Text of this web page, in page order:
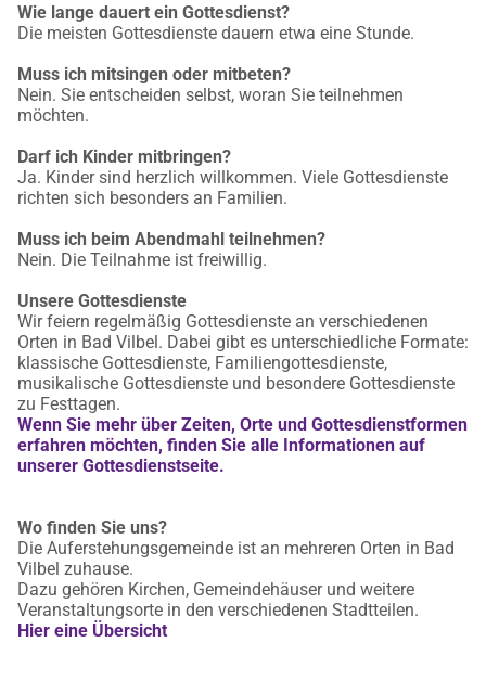
Wie lange dauert ein Gottesdienst?
Die meisten Gottesdienste dauern etwa eine Stunde.
Muss ich mitsingen oder mitbeten?
Nein. Sie entscheiden selbst, woran Sie teilnehmen
möchten.
Darf ich Kinder mitbringen?
Ja. Kinder sind herzlich willkommen. Viele Gottesdienste
richten sich besonders an Familien.
Muss ich beim Abendmahl teilnehmen?
Nein. Die Teilnahme ist freiwillig.
Unsere Gottesdienste
Wir feiern regelmäßig Gottesdienste an verschiedenen
Orten in Bad Vilbel. Dabei gibt es unterschiedliche Formate:
klassische Gottesdienste, Familiengottesdienste,
musikalische Gottesdienste und besondere Gottesdienste
zu Festtagen.
Wenn Sie mehr über Zeiten, Orte und Gottesdienstformen
erfahren möchten, finden Sie alle Informationen auf
unserer Gottesdienstseite.
Wo finden Sie uns?
Die Auferstehungsgemeinde ist an mehreren Orten in Bad
Vilbel zuhause.
Dazu gehören Kirchen, Gemeindehäuser und weitere
Veranstaltungsorte in den verschiedenen Stadtteilen.
Hier eine Übersicht